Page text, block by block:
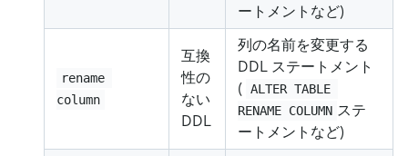
ートメントなど)
rename
column
互換
性の
ない
DDL
列の名前を変更する
DDL ステートメント
( ALTER TABLE
RENAME COLUMN ステ
ートメントなど)